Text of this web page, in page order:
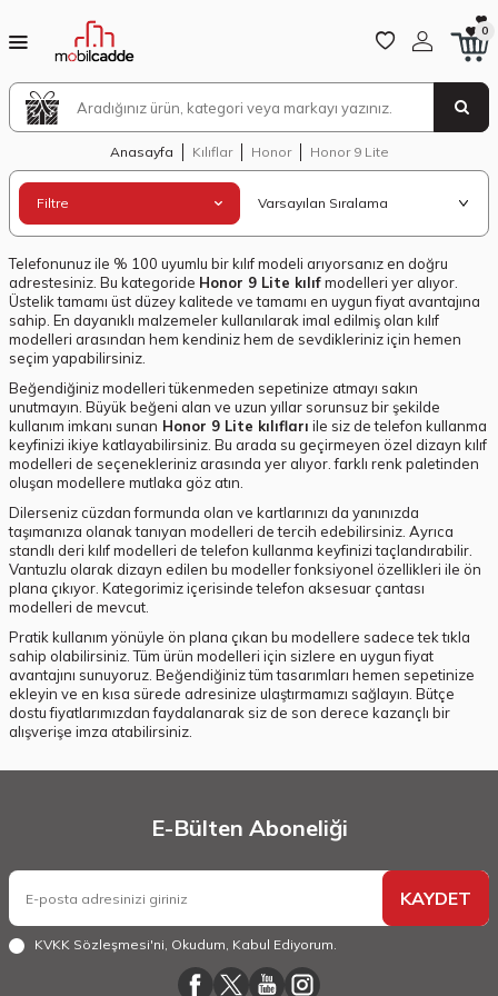
0
Anasayfa Kılıflar Honor Honor 9 Lite
Filtre
Telefonunuz ile % 100 uyumlu bir kılıf modeli arıyorsanız en doğru
adrestesiniz. Bu kategoride Honor 9 Lite kılıfmodelleri yer alıyor.
Üstelik tamamı üst düzey kalitede ve tamamı en uygun fiyat avantajına
sahip. En dayanıklı malzemeler kullanılarak imal edilmiş olan kılıf
modelleri arasından hem kendiniz hem de sevdikleriniz için hemen
seçim yapabilirsiniz.
Beğendiğiniz modelleri tükenmeden sepetinize atmayı sakın
unutmayın. Büyük beğeni alan ve uzun yıllar sorunsuz bir şekilde
kullanım imkanı sunan Honor 9 Lite kılıfları ile siz de telefon kullanma
keyfinizi ikiye katlayabilirsiniz. Bu arada su geçirmeyen özel dizayn kılıf
modelleri de seçenekleriniz arasında yer alıyor. farklı renk paletinden
oluşan modellere mutlaka göz atın.
Dilerseniz cüzdan formunda olan ve kartlarınızı da yanınızda
taşımanıza olanak tanıyan modelleri de tercih edebilirsiniz. Ayrıca
standlı deri kılıf modelleri de telefon kullanma keyfinizi taçlandırabilir.
Vantuzlu olarak dizayn edilen bu modeller fonksiyonel özellikleri ile ön
plana çıkıyor. Kategorimiz içerisinde telefon aksesuar çantası
modelleri de mevcut.
Pratik kullanım yönüyle ön plana çıkan bu modellere sadece tek tıkla
sahip olabilirsiniz. Tüm ürün modelleri için sizlere en uygun fiyat
avantajını sunuyoruz. Beğendiğiniz tüm tasarımları hemen sepetinize
ekleyin ve en kısa sürede adresinize ulaştırmamızı sağlayın. Bütçe
dostu fiyatlarımızdan faydalanarak siz de son derece kazançlı bir
alışverişe imza atabilirsiniz.
E-Bülten Aboneliği
KAYDET
KVKK Sözleşmesi'ni, Okudum, Kabul Ediyorum.